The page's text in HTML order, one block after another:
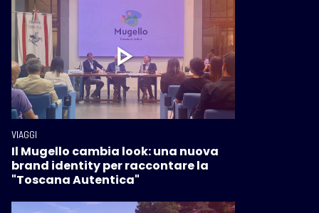
VIAGGI
Il Mugello cambia look: una nuova
brand identity per raccontare la
"Toscana Autentica"